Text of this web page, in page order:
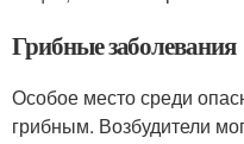
Грибные заболевания
Особое место среди
грибным. Возбудители